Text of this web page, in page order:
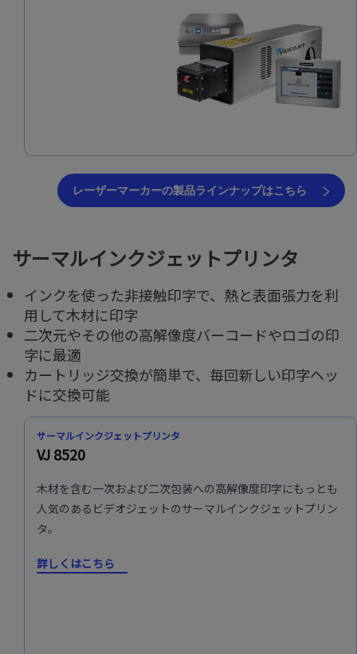
レーザーマーカーの製品ラインナップはこちら
サーマルインクジェットプリンタ
インクを使った非接触印字で、熱と表面張力を利
用して木材に印字
二次元やその他の高解像度バーコードやロゴの印
字に最適
カートリッジ交換が簡単で、毎回新しい印字ヘッ
ドに交換可能
サーマルインクジェットプリンタ
VJ 8520
木材を含む一次および二次包装への高解像度印字にもっとも
人気のあるビデオジェットのサーマルインクジェットプリン
タ。
詳しくはこちら